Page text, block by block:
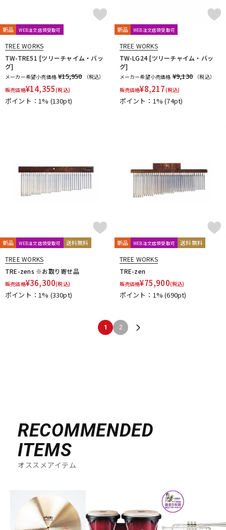
新品 WEB注文店頭受取可
TREE WORKS
TW-TRE51 [ツリーチャイム・バッ
グ]
メーカー希望小売価格 ¥15,950
（税込）
販売価格¥14,355(税込)
ポイント：1% (130pt)
新品 WEB注文店頭受取可
TREE WORKS
TW-LG24 [ツリーチャイム・バッ
グ]
メーカー希望小売価格 ¥9,130
（税込）
販売価格¥8,217(税込)
ポイント：1%(74pt)
新品 WEB注文店頭受取可 送料無料
TREE WORKS
TRE-zens ※お取り寄せ品
販売価格¥36,300(税込)
ポイント：1% (330pt)
新品 WEB注文店頭受取可 送料無料
TREE WORKS
TRE-zen
販売価格¥75,900(税込)
ポイント：1%(690pt)
1 2
RECOMMENDED
ITEMS
オススメアイテム